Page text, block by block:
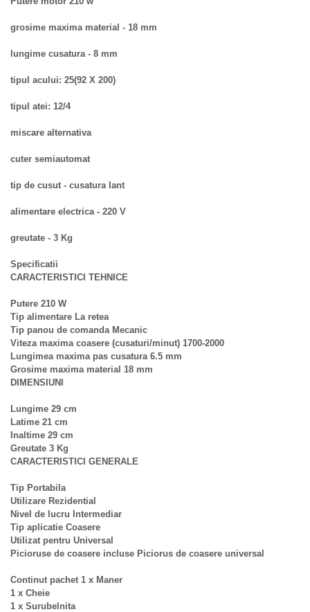
grosime maxima material - 18 mm
lungime cusatura - 8 mm
tipul acului: 25(92 X 200)
tipul atei: 12/4
miscare alternativa
cuter semiautomat
tip de cusut - cusatura lant
alimentare electrica - 220 V
greutate - 3 Kg
Specificatii
CARACTERISTICI TEHNICE
Putere 210 W
Tip alimentare La retea
Tip panou de comanda Mecanic
Viteza maxima coasere (cusaturi/minut) 1700-2000
Lungimea maxima pas cusatura 6.5 mm
Grosime maxima material 18 mm
DIMENSIUNI
Lungime 29 cm
Latime 21 cm
Inaltime 29 cm
Greutate 3 Kg
CARACTERISTICI GENERALE
Tip Portabila
Utilizare Rezidential
Nivel de lucru Intermediar
Tip aplicatie Coasere
Utilizat pentru Universal
Picioruse de coasere incluse Piciorus de coasere universal
Continut pachet 1 x Maner
1 x Cheie
1 x Surubelnita